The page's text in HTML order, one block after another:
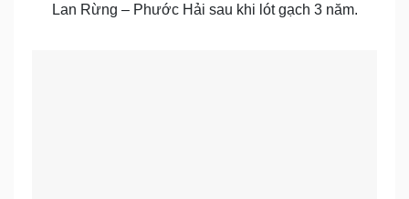
Lan Rừng – Phước Hải sau khi lót gạch 3 năm.